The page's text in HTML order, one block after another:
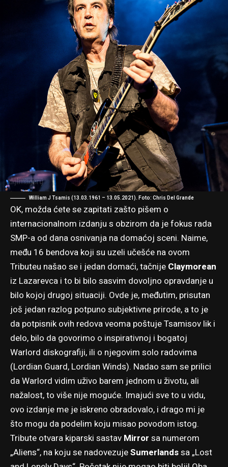
William J Tsamis (13.03.1961 – 13.05.2021). Foto: Chris Del Grande
OK, možda ćete se zapitati zašto pišem o
internacionalnom izdanju s obzirom da je fokus rada
SMP-a od dana osnivanja na domaćoj sceni. Naime,
među 16 bendova koji su uzeli učešće na ovom
Tributeu našao se i jedan domaći, tačnije Claymorean
iz Lazarevca i to bi bilo sasvim dovoljno opravdanje u
bilo kojoj drugoj situaciji. Ovde je, međutim, prisutan
još jedan razlog potpuno subjektivne prirode, a to je
da potpisnik ovih redova veoma poštuje Tsamisov lik i
delo, bilo da govorimo o inspirativnoj i bogatoj
Warlord diskografiji, ili o njegovim solo radovima
(Lordian Guard, Lordian Winds). Nadao sam se prilici
da Warlord vidim uživo barem jednom u životu, ali
nažalost, to više nije moguće. Imajući sve to u vidu,
ovo izdanje me je iskreno obradovalo, i drago mi je
što mogu da podelim koju misao povodom istog.
Tribute otvara kiparski sastav Mirror sa numerom
„Aliens“, na koju se nadovezujeSumerlandssa „Lost